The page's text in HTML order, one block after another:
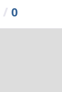
/ 0